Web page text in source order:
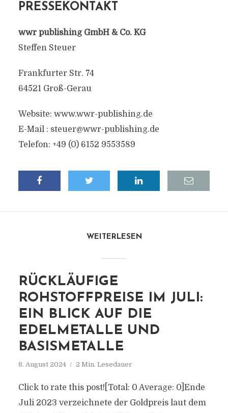
PRESSEKONTAKT
wwr publishing GmbH & Co. KG
Steffen Steuer
Frankfurter Str. 74
64521 Groß-Gerau
Website: www.wwr-publishing.de
E-Mail : steuer@wwr-publishing.de
Telefon: +49 (0) 6152 9553589
WEITERLESEN
RÜCKLÄUFIGE
ROHSTOFFPREISE IM JULI:
EIN BLICK AUF DIE
EDELMETALLE UND
BASISMETALLE
8. August 2024 2 Min. Lesedauer
Click to rate this post![Total: 0 Average: 0]Ende
Juli 2023 verzeichnete der Goldpreis laut dem